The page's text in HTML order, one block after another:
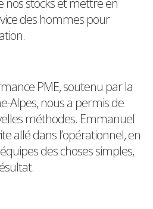
des hommes pour
PME, soutenu par la
Alpes, nous a permis de
méthodes. Emmanuel
allé dans l’opérationnel, en
des choses simples,